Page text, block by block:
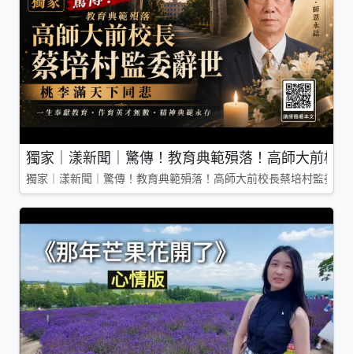
獨家｜漾新聞｜驚傳！教育典範殞落！高師大前校
獨家｜漾新聞｜驚傳！教育典範殞落！高師大前校長蔡培村監委